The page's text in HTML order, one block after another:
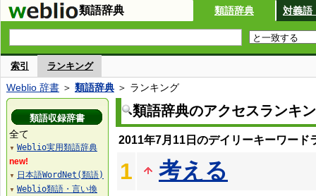
類語辞典 類語辞典 対義語
索引 ランキング
Weblio 辞書 ＞ 類語辞典 ＞ ランキング
類語辞典のアクセスランキ
2011年7月11日のデイリーキーワード
1
考える
類語収録辞書
全て
▼ Weblio実用類語辞典
new!
▼ 日本語WordNet(類語)
▼ Weblio類語・言い換